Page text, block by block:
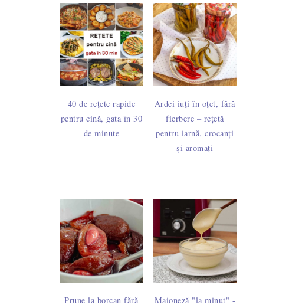
40 de rețete rapide
pentru cină, gata în 30
de minute
Ardei iuți în oțet, fără
fierbere – rețetă
pentru iarnă, crocanți
și aromați
Prune la borcan fără
Maioneză "la minut" -